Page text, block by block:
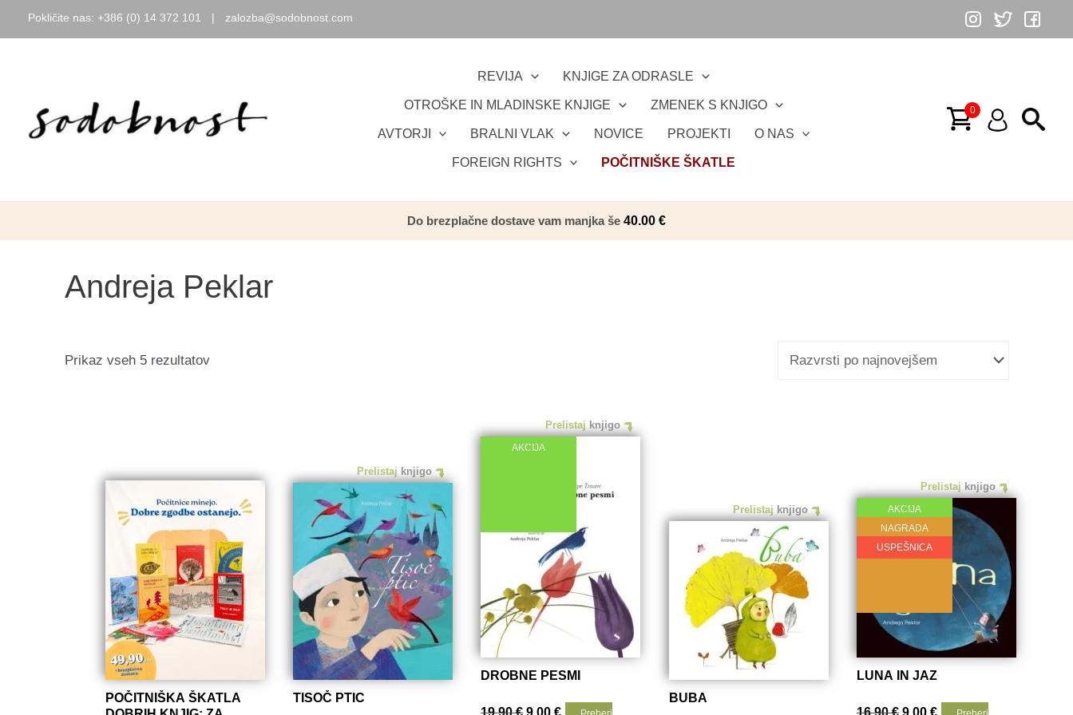
Pokličite nas: +386 (0) 14 372 101 | zalozba@sodobnost.com
REVIJA KNJIGE ZA ODRASLE
OTROŠKE IN MLADINSKE KNJIGE ZMENEK S KNJIGO
AVTORJI BRALNI VLAK NOVICE PROJEKTI O NAS
FOREIGN RIGHTS POČITNIŠKE ŠKATLE
Do brezplačne dostave vam manjka še 40.00 €
Andreja Peklar
Prikaz vseh 5 rezultatovRazvrščeno
POČITNIŠKA ŠKATLA
Prelistaj knjigo
TISOČ PTIC
Prelistaj knjigo
AKCIJA
DROBNE PESMI
IzvirnaTrenutna
Prelistaj knjigo
BUBA
Prelistaj knjigo
AKCIJA
NAGRADA
USPEŠNICA
LUNA IN JAZ
IzvirnaTrenutna